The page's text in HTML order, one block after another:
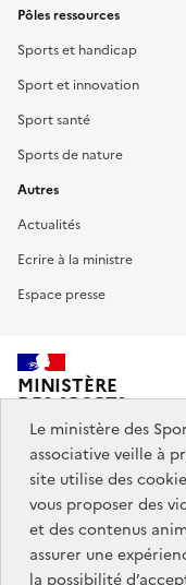
Pôles ressources
Sports et handicap
Sport et innovation
Sport santé
Sports de nature
Autres
Actualités
Ecrire à la ministre
Espace presse
MINISTÈRE
DES SPORTS,
DE LA JEUNESSE
ET DE LA VIE
Découvrez
Liens
info.gouv.fr
Le ministère des
associative veille à
site utilise des
vous proposer des
et des contenus
assurer une
la possibilité